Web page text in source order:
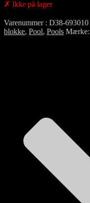
✗ Ikke på lager
Varenummer D38-693010
blokke, Pool, Pools Mærke